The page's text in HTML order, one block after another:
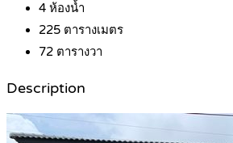
4 ห้องน้ำ
225 ตารางเมตร
72 ตารางวา
Description